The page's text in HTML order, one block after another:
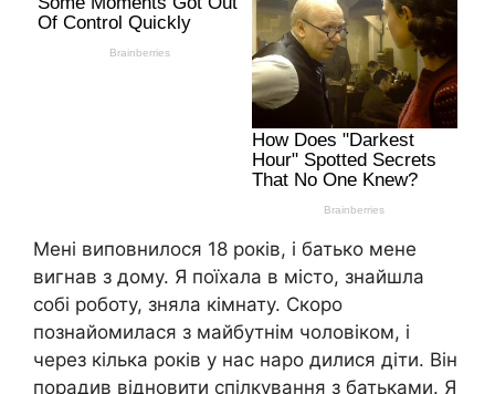
Мені виповнилося 18 років, і батько мене
вигнав з дому. Я поїхала в місто, знайшла
собі роботу, зняла кімнату. Скоро
познайомилася з майбутнім чоловіком, і
через кілька років у нас наро дилися діти. Він
порадив відновити спілкування з батьками. Я